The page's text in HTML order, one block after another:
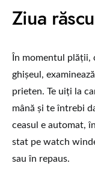
Ziua
În momentul plății,
ghișeul,
prieten. Te uiți la
mână și te întrebi
ceasul e automat,
stat pe watch
sau în repaus.